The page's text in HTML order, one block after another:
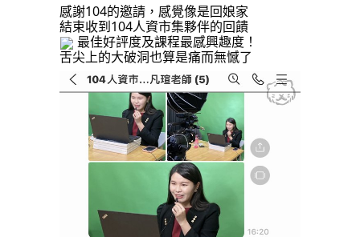
感謝104的邀請，感覺像是回娘家
結束收到104人資市集夥伴的回饋
最佳好評度及課程最感興趣度！
舌尖上的大破洞也算是痛而無憾了